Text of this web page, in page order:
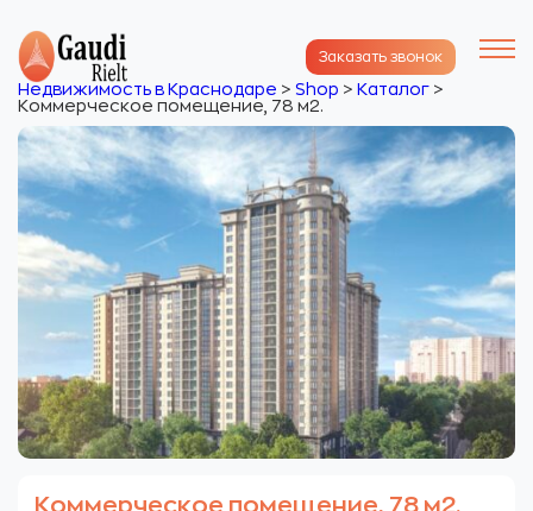
Заказать звонок
Недвижимость в Краснодаре > Shop > Каталог >
Коммерческое помещение, 78 м2.
Коммерческое помещение, 78 м2.